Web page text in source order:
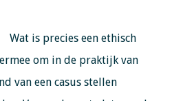
Wat is precies een ethisch
om in de praktijk van
van een casus stellen